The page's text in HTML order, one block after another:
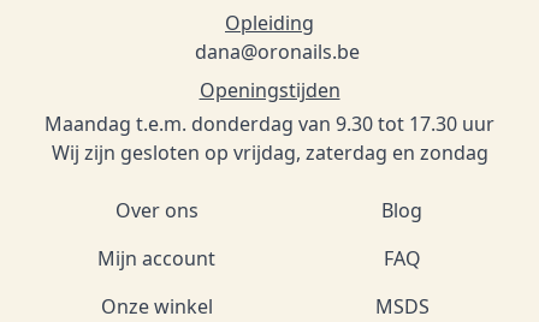
Opleiding
dana@oronails.be
Openingstijden
Maandag t.e.m. donderdag van 9.30 tot 17.30 uur
Wij zijn gesloten op vrijdag, zaterdag en zondag
Over ons
Mijn account
Onze winkel
Blog
FAQ
MSDS